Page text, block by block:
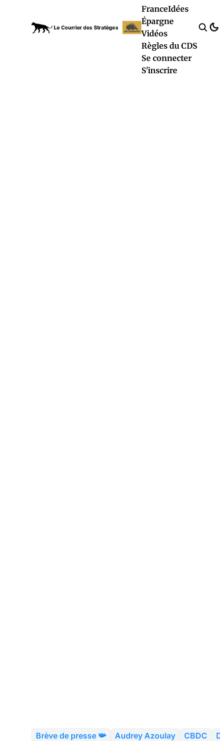
FranceIdées
Épargne
Vidéos
Règles du CDS
Se connecter
S'inscrire
Brève de presse 📯 Audrey Azoulay CBDC